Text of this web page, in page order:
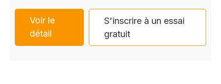
Voir le
détail
S'inscrire à un essai
gratuit